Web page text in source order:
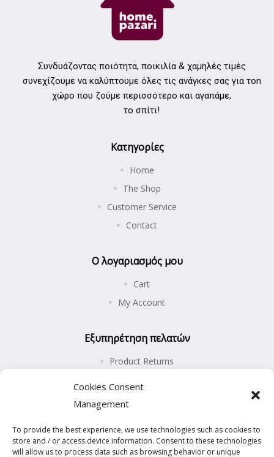
Cookies Consent
Management
To provide the best experience, we use technologies such as cookies to
store and / or access device information. Consent to these technologies
will allow us to process data such as browsing behavior or unique
Συνδυάζοντας ποιότητα, ποικιλία & χαμηλές τιμές
συνεχίζουμε να καλύπτουμε όλες τις ανάγκες σας για τοn
χώρο που ζούμε περισσότερο και αγαπάμε,
το σπίτι!
Κατηγορίες
Home
The Shop
Customer Service
Contact
Ο λογαριασμός μου
Cart
My Account
Εξυπηρέτηση πελατών
Product Returns